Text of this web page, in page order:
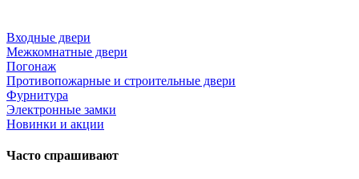
Входные двери
Межкомнатные двери
Погонаж
Противопожарные и строительные двери
Фурнитура
Электронные замки
Новинки и акции
Часто спрашивают